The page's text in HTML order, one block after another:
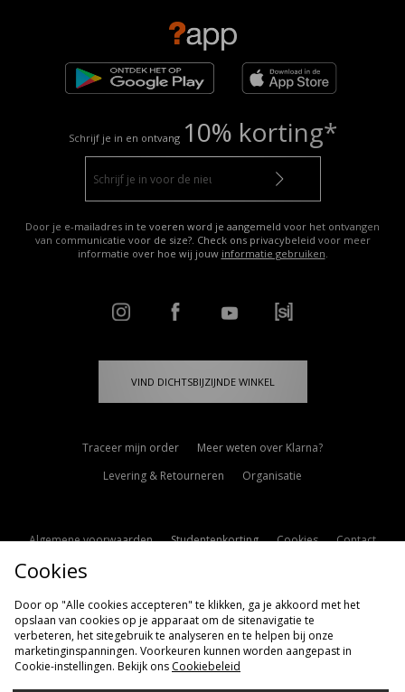
Schrijf je in en ontvang 10% korting*
Door je e-mailadres in te voeren word je aangemeld voor het ontvangen
van communicatie voor de size?. Check ons privacybeleid voor meer
informatie over hoe wij jouw informatie gebruiken.
VIND DICHTSBIJZIJNDE WINKEL
Traceer mijn order
Meer weten over Klarna?
Levering & Retourneren
Organisatie
Algemene voorwaarden Studentenkorting Cookies
Contact
Cookie Instellingen
Cookies
Door op "Alle cookies accepteren" te klikken, ga je akkoord met het
opslaan van cookies op je apparaat om de sitenavigatie te
verbeteren, het sitegebruik te analyseren en te helpen bij onze
marketinginspanningen. Voorkeuren kunnen worden aangepast in
Cookie-instellingen. Bekijk ons Cookiebeleid